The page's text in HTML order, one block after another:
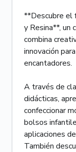
**Descubre el
y Resina**, un
combina
innovación
encantadores.
A través de
didácticas,
confeccionar
bolsos
aplicaciones
También